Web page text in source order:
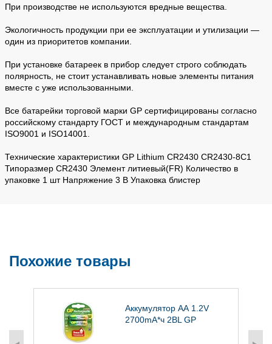
При производстве не используются вредные вещества.
Экологичность продукции при ее эксплуатации и утилизации —
один из приоритетов компании.
При установке батареек в прибор следует строго соблюдать
полярность, не стоит устанавливать новые элементы питания
вместе с уже использованными.
Все батарейки торговой марки GP сертифицированы согласно
российскому стандарту ГОСТ и международным стандартам
ISO9001 и ISO14001.
Технические характеристики GP Lithium CR2430 CR2430-8C1
Типоразмер CR2430 Элемент литиевый(FR) Количество в
упаковке 1 шт Напряжение 3 В Упаковка блистер
Похожие товары
Аккумулятор АА 1.2V
2700mA*ч 2BL GP